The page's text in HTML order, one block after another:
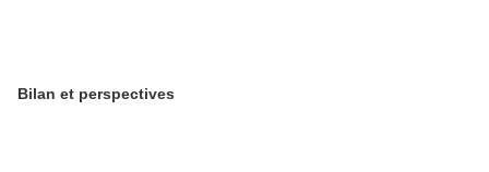
Bilan et perspectives